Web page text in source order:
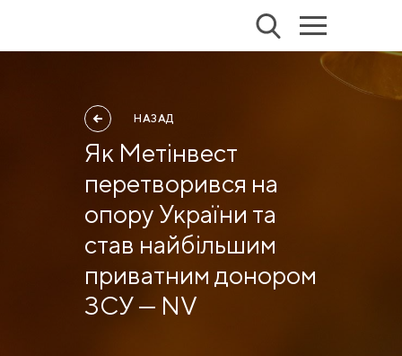
НАЗАД
Як Метінвест
перетворився на
опору України та
став найбільшим
приватним донором
ЗСУ — NV